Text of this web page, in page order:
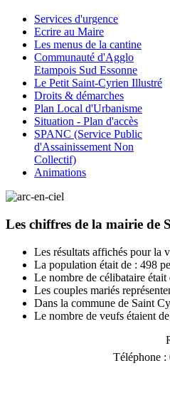
Services d'urgence
Ecrire au Maire
Les menus de la cantine
Communauté d'Agglo
Etampois Sud Essonne
Le Petit Saint-Cyrien Illustré
Droits & démarches
Plan Local d'Urbanisme
Situation - Plan d'accès
SPANC (Service Public
d'Assainissement Non
Collectif)
Animations
Les chiffres de la mairie de
Les résultats affichés pour la
La population était de : 498
Le nombre de célibataire
Les couples mariés
Dans la commune de Saint
Le nombre de veufs étaient
Téléphone :